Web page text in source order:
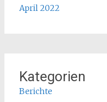
April 2022
Kategorien
Berichte